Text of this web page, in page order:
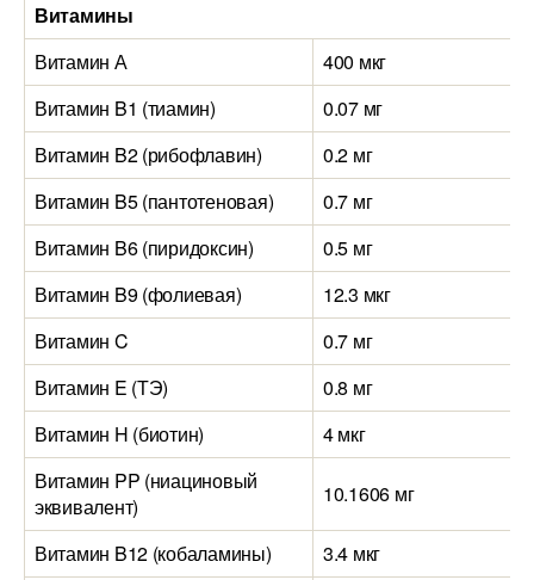
Витамины
Витамин А
400 мкг
Витамин B1 (тиамин)
0.07 мг
Витамин B2 (рибофлавин)
0.2 мг
Витамин B5 (пантотеновая)
0.7 мг
Витамин B6 (пиридоксин)
0.5 мг
Витамин B9 (фолиевая)
12.3 мкг
Витамин C
0.7 мг
Витамин E (ТЭ)
0.8 мг
Витамин H (биотин)
4 мкг
Витамин PP (ниациновый
эквивалент)
10.1606 мг
Витамин B12 (кобаламины)
3.4 мкг